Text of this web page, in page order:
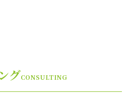
グCONSULTING